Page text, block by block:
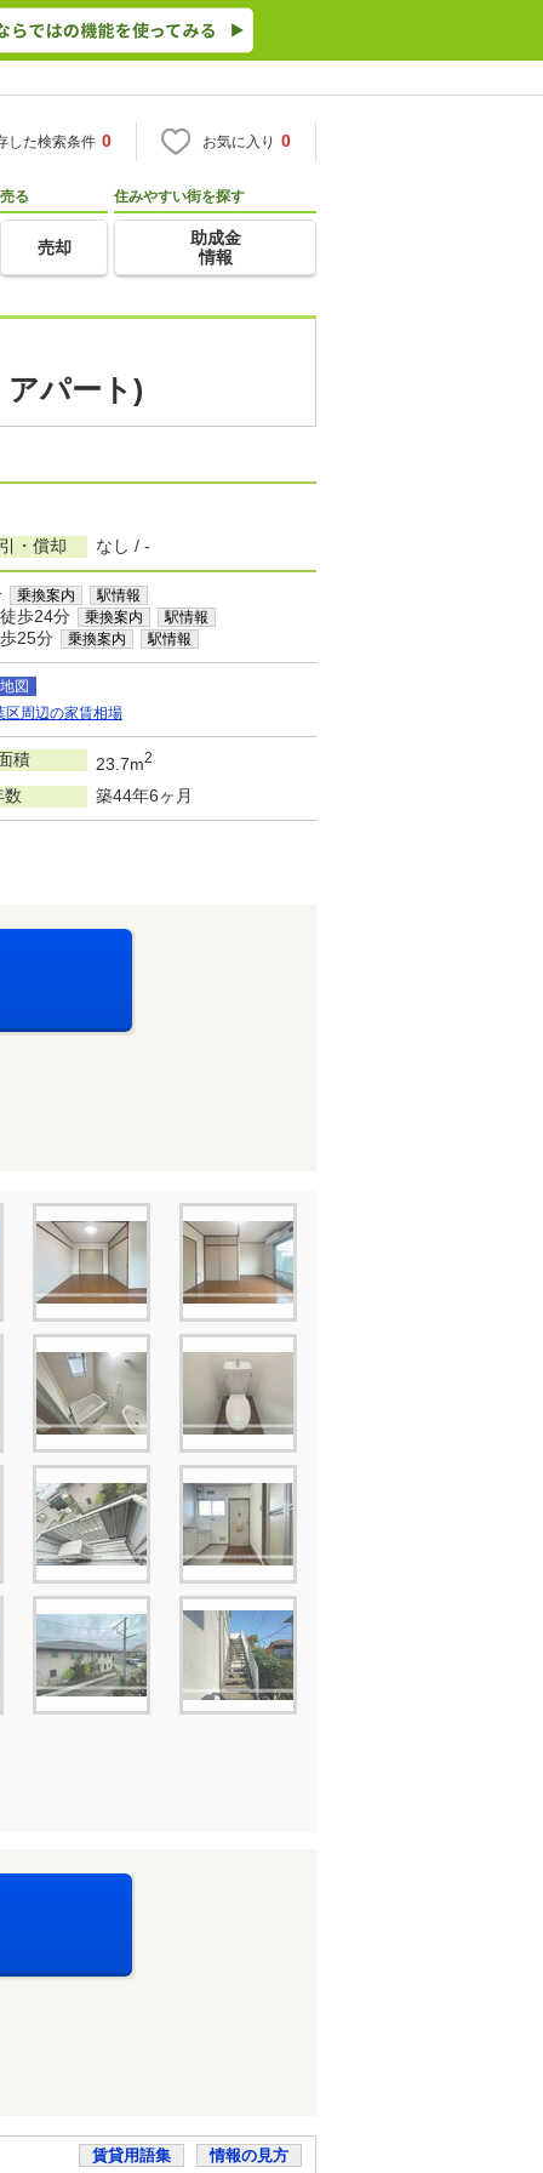
した検索条件 0 お気に入り 0
売る
売却
住みやすい街を探す
助成金
情報
アパート)
・償却 なし / -
乗換案内 駅情報
徒歩24分 乗換案内 駅情報
25分 乗換案内 駅情報
図
区周辺の家賃相場
積 23.7m2
数 築44年6ヶ月
賃貸用語集 情報の見方